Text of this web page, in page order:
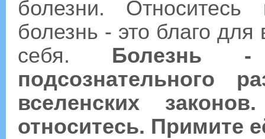
болезни.
болезнь - это благо для
себя. Болезнь
подсознательного
вселенских
относитесь. Примите